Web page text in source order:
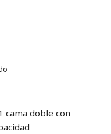
cama doble con